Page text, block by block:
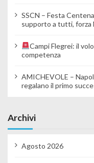
SSCN – Festa
supporto a tutti, forza
Campi Flegrei: il
competenza
AMICHEVOLE –
regalano il primo
Archivi
Agosto 2026